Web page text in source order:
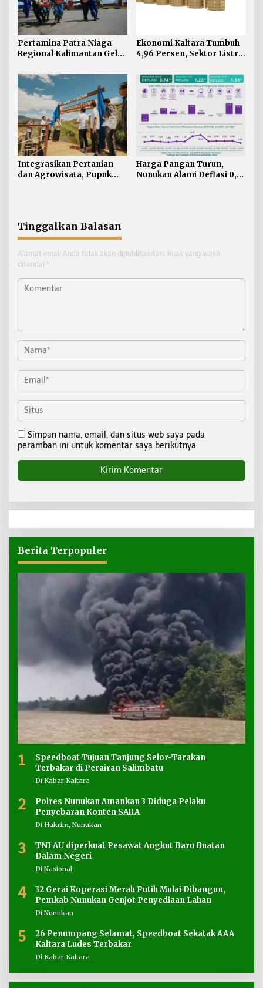
Pertamina Patra Niaga
Regional Kalimantan Gelar
Fuel Terminal Tarakan
Ekonomi Kaltara Tumbuh
4,96 Persen, Sektor Listrik
Integrasikan Pertanian
dan Agrowisata, Pupuk
Harga Pangan Turun,
Nunukan Alami Deflasi 0,74
Tinggalkan Balasan
Alamat email Anda tidak akan dipublikasikan. Ruas yang wajib
ditandai *
Simpan nama, email, dan situs web saya pada
peramban ini untuk komentar saya berikutnya.
Berita Terpopuler
1
Speedboat Tujuan Tanjung Selor-Tarakan
Terbakar di Perairan Salimbatu
Di Kabar Kaltara
2
Polres Nunukan Amankan 3 Diduga Pelaku
Penyebaran Konten SARA
Di Hukrim, Nunukan
3
TNI AU diperkuat Pesawat Angkut Baru Buatan
Dalam Negeri
Di Nasional
4
32 Gerai Koperasi Merah Putih Mulai Dibangun,
Pemkab Nunukan Genjot Penyediaan Lahan
Di Nunukan
5
26 Penumpang Selamat, Speedboat Sekatak AAA
Kaltara Ludes Terbakar
Di Kabar Kaltara